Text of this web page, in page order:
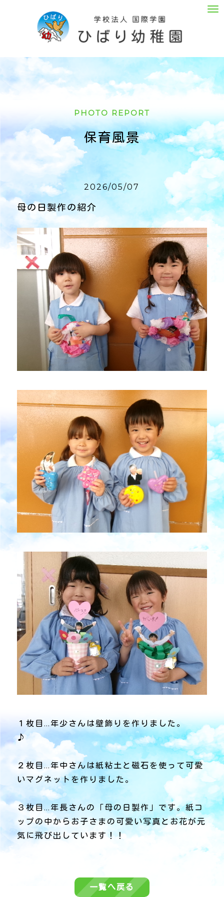
M
PHOTO REPORT
保育風景
2026/05/07
母の日製作の紹介
１枚目…年少さんは壁飾りを作りました。
♪
２枚目…年中さんは紙粘土と磁石を使って可愛
いマグネットを作りました。
３枚目…年長さんの「母の日製作」です。紙コ
ップの中からお子さまの可愛い写真とお花が元
気に飛び出しています！！
一覧へ戻る